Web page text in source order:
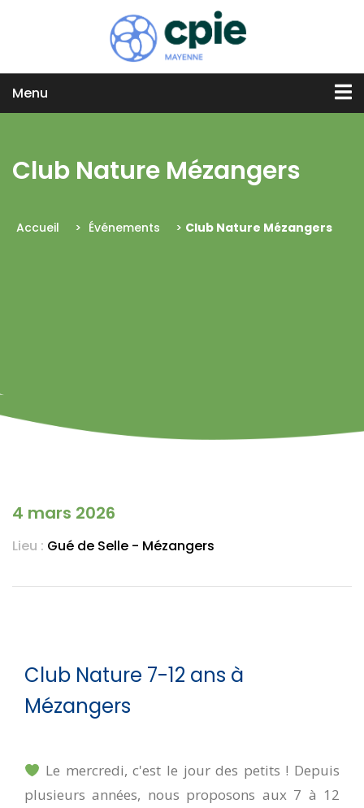
Menu
Club Nature Mézangers
Accueil > Événements > Club Nature Mézangers
4 mars 2026
Lieu : Gué de Selle - Mézangers
Club Nature 7-12 ans à
Mézangers
Le mercredi, c'est le jour des petits ! Depuis
plusieurs années, nous proposons aux 7 à 12